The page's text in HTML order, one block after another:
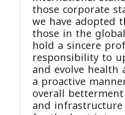
those corporate
we have adopted
those in the
hold a sincere
responsibility to
and evolve health
a proactive
overall
and